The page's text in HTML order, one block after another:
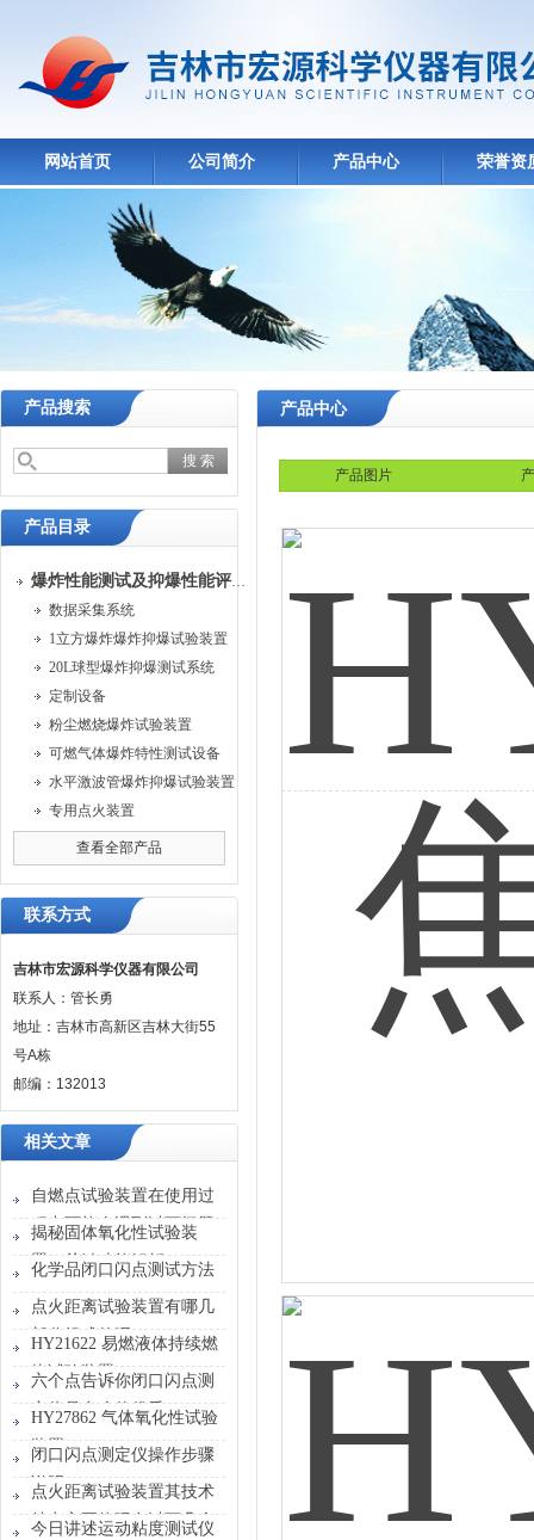
网站首页 公司简介 产品中心 荣誉资
产品搜索
产品目录
爆炸性能测试及抑爆性能评定装置
数据采集系统
1立方爆炸爆炸抑爆试验装置
20L球型爆炸抑爆测试系统
定制设备
粉尘燃烧爆炸试验装置
可燃气体爆炸特性测试设备
水平激波管爆炸抑爆试验装置
专用点火装置
查看全部产品
联系方式
吉林市宏源科学仪器有限公司
联系人：管长勇
地址：吉林市高新区吉林大街55
号A栋
邮编：132013
相关文章
自燃点试验装置在使用过
程中可能会遇到以下问题
揭秘固体氧化性试验装
置：关键功能解析
化学品闭口闪点测试方法
点火距离试验装置有哪几
部分组成的呢？
HY21622 易燃液体持续燃
烧试验装置
六个点告诉你闭口闪点测
定仪是多么的优秀
HY27862 气体氧化性试验
装置
闭口闪点测定仪操作步骤
说明
点火距离试验装置其技术
特点主要体现在以下几个
今日讲述运动粘度测试仪
产品中心
产品图片